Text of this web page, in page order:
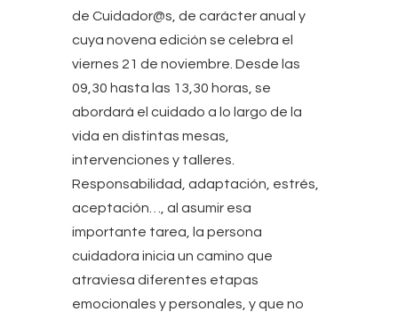
de Cuidador@s, de carácter anual y
cuya novena edición se celebra el
viernes 21 de noviembre. Desde las
09,30 hasta las 13,30 horas, se
abordará el cuidado a lo largo de la
vida en distintas mesas,
intervenciones y talleres.
Responsabilidad, adaptación, estrés,
aceptación…, al asumir esa
importante tarea, la persona
cuidadora inicia un camino que
atraviesa diferentes etapas
emocionales y personales, y que no